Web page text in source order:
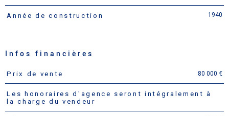
Année de construction 1940
Infos financières
Caractéristiques Valeurs
Prix de vente 80 000 €
Les honoraires d'agence seront intégralement à
la charge du vendeur